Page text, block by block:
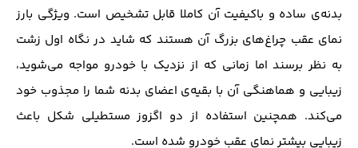
بدنه‌ی ساده و باکیفیت آن کاملا قابل تشخیص است. ویژگی‌ بارز
نمای عقب چراغ‌های بزرگ آن هستند که شاید در نگاه اول زشت
به نظر برسند اما زمانی که از نزدیک با خودرو مواجه می‌شوید،
زیبایی و هماهنگی آن با بقیه‌ی اعضای بدنه شما را مجذوب خود
می‌کند. همچنین استفاده از دو اگزوز مستطیلی شکل باعث
زیبایی بیشتر نمای عقب خودرو شده است.